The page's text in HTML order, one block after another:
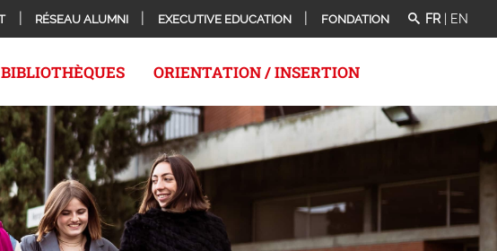
RÉSEAU ALUMNI EXECUTIVE EDUCATION FONDATION FR EN
BIBLIOTHÈQUES ORIENTATION / INSERTION